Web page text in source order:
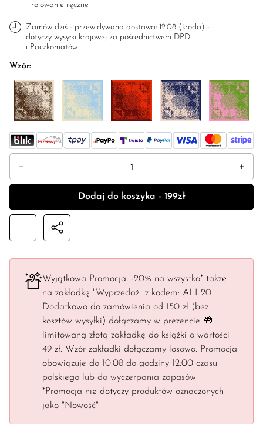
rolowanie ręczne
Zamów dziś - przewidywana dostawa: 12.08 (środa) -
dotyczy wysyłki krajowej za pośrednictwem DPD
i Paczkomatów
Wzór:
Dodaj do koszyka - 199zł
Wyjątkowa Promocja! -20% na wszystko* także
na zakładkę "Wyprzedaż" z kodem: ALL20.
Dodatkowo do zamówienia od 150 zł (bez
kosztów wysyłki) dołączamy w prezencie 🎁
limitowaną złotą zakładkę do książki o wartości
49 zł. Wzór zakładki dołączamy losowo. Promocja
obowiązuje do 10.08 do godziny 12:00 czasu
polskiego lub do wyczerpania zapasów.
*Promocja nie dotyczy produktów oznaczonych
jako "Nowość"